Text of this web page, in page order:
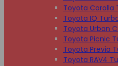
Toyota Corolla
Toyota IQ
Toyota Urban
Toyota Picnic
Toyota Previa
Toyota RAV4